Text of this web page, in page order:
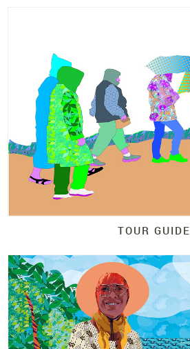
TOUR GUIDE